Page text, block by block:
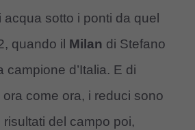
sotto i ponti da quel
quando il Milan di Stefano
campione d’Italia. E di
come ora, i reduci sono
del campo poi,